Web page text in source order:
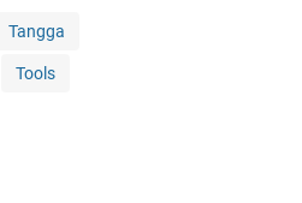
Tangga
Tools